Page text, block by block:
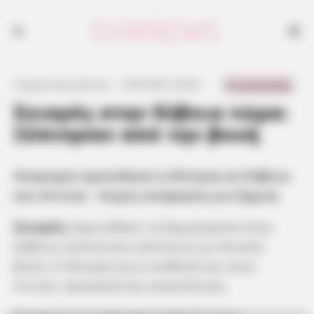
Σεισμός στην Εύβοια τώρα:
Ξύπνησαν από την βουή
Ανησυχία προκάλεσε η δόνηση σε Εύβοια
και Αττική – Χωρίς αναφορές για ζημιές
Σεισμός